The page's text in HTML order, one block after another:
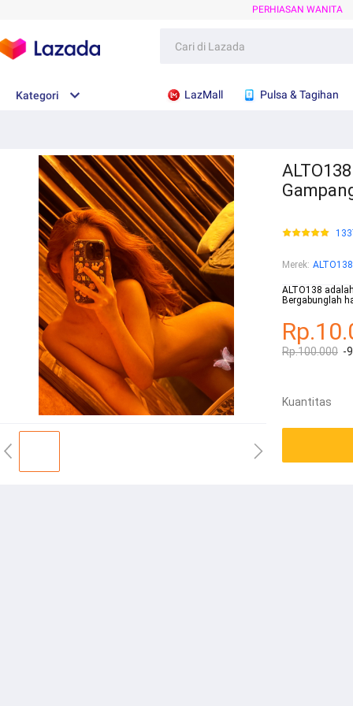
PERHIASAN WANITA
Kategori LazMall Pulsa & Tagihan
Merek: ALTO138
ALTO138
Bergabunglah
Rp.100.000 -
Kuantitas